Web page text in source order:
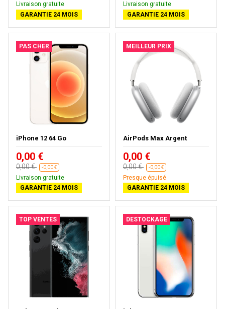
Livraison gratuite
GARANTIE 24 MOIS
Livraison gratuite
GARANTIE 24 MOIS
PAS CHER
iPhone 12 64 Go
0,00 €
0,00 € -0,00 €
Livraison gratuite
GARANTIE 24 MOIS
MEILLEUR PRIX
AirPods Max Argent
0,00 €
0,00 € -0,00 €
Presque épuisé
GARANTIE 24 MOIS
TOP VENTES DESTOCKAGE